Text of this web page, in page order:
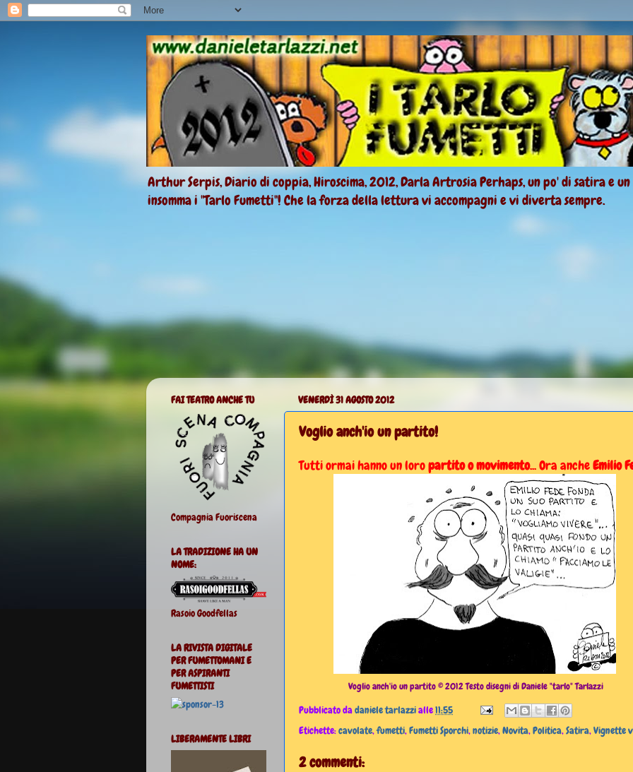
Arthur Serpis, Diario di coppia, Hiroscima, 2012, Darla Artrosia Perhaps, un po' di satira e
insomma i "Tarlo Fumetti"! Che la forza della lettura vi accompagni e vi diverta sempre.
VENERDÌ 31 AGOSTO 2012
Voglio anch'io un partito!
Tutti ormai hanno un loropartito o movimento... Ora ancheEmilio
Voglio anch'io un partito © 2012 Testo disegni di Daniele "tarlo" Tarlazzi
Pubblicato dadaniele tarlazzialle11:55
Etichette:cavolate,fumetti,Fumetti Sporchi,notizie,Novita,Politica,Satira,Vignette
2 commenti:
FAI TEATRO ANCHE TU
Compagnia Fuoriscena
LA TRADIZIONE HA UN
NOME:
Rasoio Goodfellas
LA RIVISTA DIGITALE
PER FUMETTOMANI E
PER ASPIRANTI
FUMETTISTI
LIBERAMENTE LIBRI